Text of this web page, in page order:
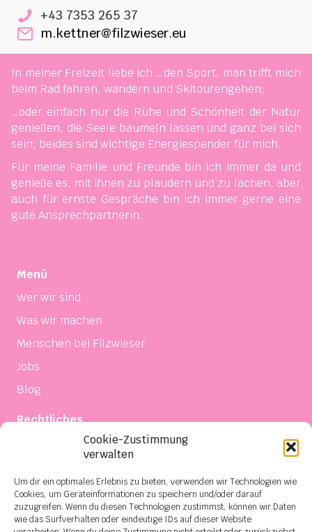
Cookie-Zustimmung
verwalten
Um dir ein optimales Erlebnis zu bieten, verwenden wir Technologien wie
Cookies, um Geräteinformationen zu speichern und/oder darauf
zuzugreifen. Wenn du diesen Technologien zustimmst, können wir Daten
wie das Surfverhalten oder eindeutige IDs auf dieser Website
+43 7353 265 37
m.kettner@filzwieser.eu
In meiner Freizeit liebe ich …den Sport, man trifft mich
beim Rad fahren, wandern und Skitourengehen;
…oder einfach nur die Ruhe und Schönheit der Natur
genießen, die Seele baumeln lassen und ganz bei sich
sein; beides sind wichtige Energiespender für mich.
Für meine Familie und Freunde bin ich immer da und
genieße es, mit ihnen zu plaudern und zu lachen, aber
auch für ernste Gespräche bin ich immer gerne eine
gute Ansprechpartnerin.
Menü
Wer wir sind
Was wir machen
Menschen bei Filzwieser
Jobs
Blog
Rechtliches
Einkaufsbedingungen
Verkaufs- und Lieferbedingungen